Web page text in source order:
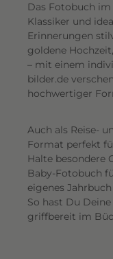
Das Fotobuch
Klassiker und
Erinnerungen
goldene
– mit einem
bilder.de
hochwertiger
Auch als Reise-
Format perfekt
Halte besondere
Baby-Fotobuch
eigenes
So hast Du
griffbereit im